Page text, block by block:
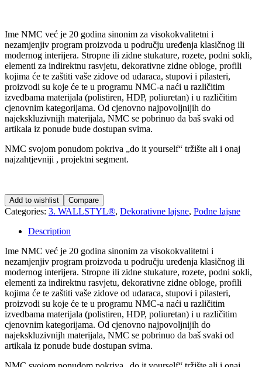
Ime NMC već je 20 godina sinonim za visokokvalitetni i
nezamjenjiv program proizvoda u području uređenja klasičnog ili
modernog interijera. Stropne ili zidne stukature, rozete, podni sokli,
elementi za indirektnu rasvjetu, dekorativne zidne obloge, profili
kojima će te zaštiti vaše zidove od udaraca, stupovi i pilasteri,
proizvodi su koje će te u programu NMC-a naći u različitim
izvedbama materijala (polistiren, HDP, poliuretan) i u različitim
cjenovnim kategorijama. Od cjenovno najpovoljnijih do
najekskluzivnijh materijala, NMC se pobrinuo da baš svaki od
artikala iz ponude bude dostupan svima.
NMC svojom ponudom pokriva „do it yourself“ tržište ali i onaj
najzahtjevniji , projektni segment.
Add to wishlist Compare
Categories: 3. WALLSTYL®, Dekorativne lajsne, Podne lajsne
Description
Ime NMC već je 20 godina sinonim za visokokvalitetni i
nezamjenjiv program proizvoda u području uređenja klasičnog ili
modernog interijera. Stropne ili zidne stukature, rozete, podni sokli,
elementi za indirektnu rasvjetu, dekorativne zidne obloge, profili
kojima će te zaštiti vaše zidove od udaraca, stupovi i pilasteri,
proizvodi su koje će te u programu NMC-a naći u različitim
izvedbama materijala (polistiren, HDP, poliuretan) i u različitim
cjenovnim kategorijama. Od cjenovno najpovoljnijih do
najekskluzivnijh materijala, NMC se pobrinuo da baš svaki od
artikala iz ponude bude dostupan svima.